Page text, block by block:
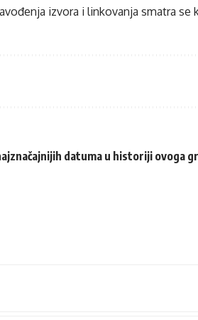
izvora i linkovanja smatra se
datuma u historiji ovoga